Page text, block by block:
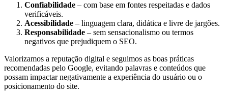
Confiabilidade – com base em fontes respeitadas e dados
verificáveis.
Acessibilidade – linguagem clara, didática e livre de jargões.
Responsabilidade – sem sensacionalismo ou termos
negativos que prejudiquem o SEO.
Valorizamos a reputação digital e seguimos as boas práticas
recomendadas pelo Google, evitando palavras e conteúdos que
possam impactar negativamente a experiência do usuário ou o
posicionamento do site.